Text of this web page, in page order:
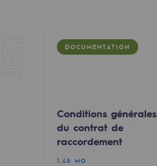
DOCUMENTATION
Conditions générales
du contrat de
raccordement
1.45 MO